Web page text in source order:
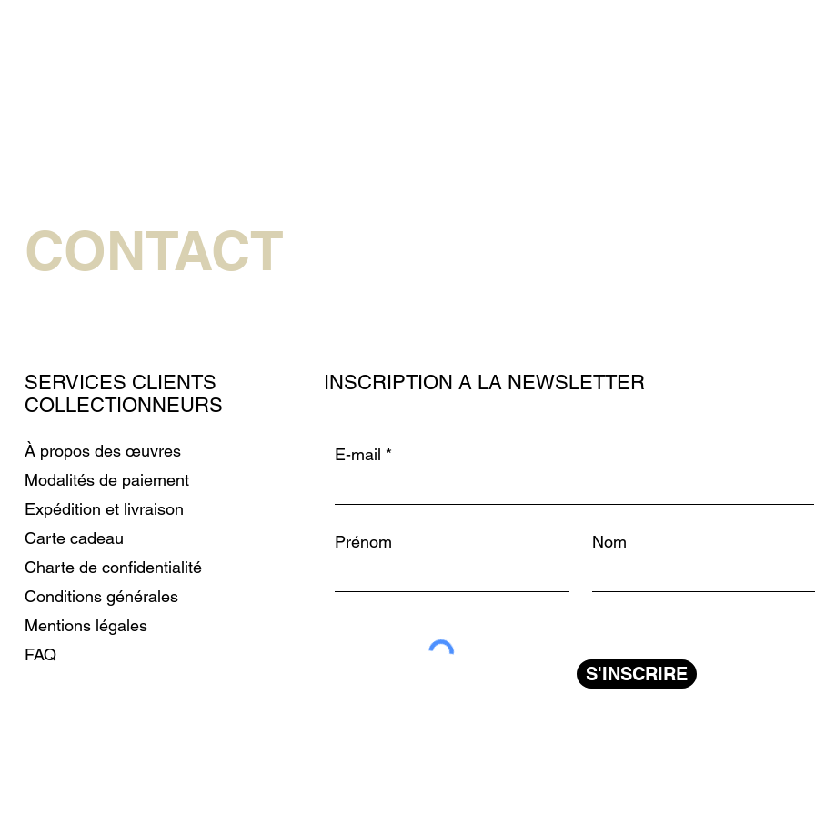
CONTACT
SERVICES CLIENTS
COLLECTIONNEURS
À propos des œuvres
Modalités de paiement
Expédition et livraison
Carte cadeau
Charte de confidentialité
Conditions générales
Mentions légales
FAQ
INSCRIPTION A LA NEWSLETTER
E-mail
Prénom Nom
S'INSCRIRE